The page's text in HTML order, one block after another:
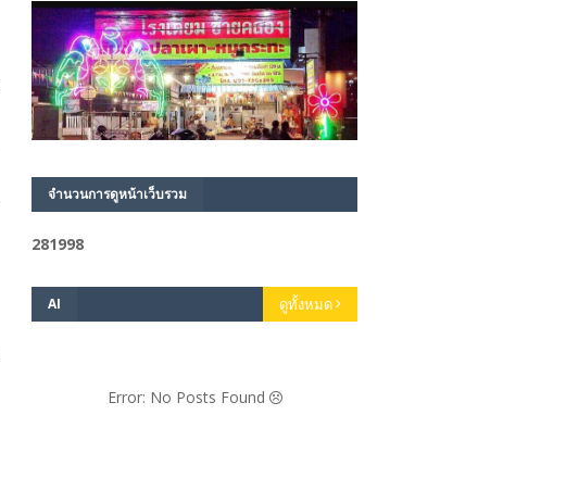
จำนวนการดูหน้าเว็บรวม
281998
AI ดูทั้งหมด
Error: No Posts Found